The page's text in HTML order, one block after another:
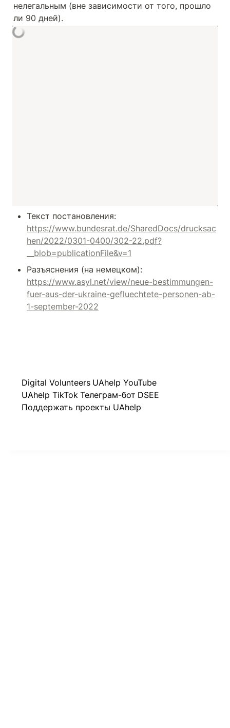
нелегальным (вне зависимости от того, прошло
ли 90 дней).
https://www.bundesrat.de/SharedDocs/drucksac
hen/2022/0301-0400/302-22.pdf?
__blob=publicationFile&v=1
https://www.asyl.net/view/neue-bestimmungen-
fuer-aus-der-ukraine-gefluechtete-personen-ab-
1-september-2022
Digital Volunteers UAhelp YouTube
UAhelp TikTok Телеграм-бот DSEE
Поддержать проекты UAhelp